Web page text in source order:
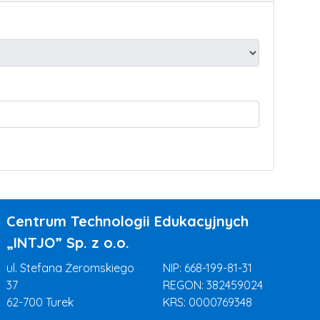
Centrum Technologii Edukacyjnych
„INTJO” Sp. z o.o.
ul. Stefana Żeromskiego
37
62-700 Turek
NIP: 668-199-81-31
REGON: 382459024
KRS: 0000769348